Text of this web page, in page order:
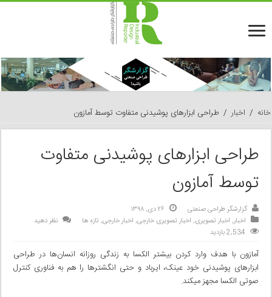
خانه / اخبار / طراحی ابزارهای پوشیدنی متفاوت توسط آمازون
طراحی ابزارهای پوشیدنی متفاوت
توسط آمازون
گزارشگر طراحی صنعتی
۲۶ دی, ۱۳۹۸
اخبار, اخبار تصویری, اخبار تصویری خارجی, اخبار خارجی, تازه ها
نظر دهید
2,534 بازدید
آمازون با هدف وارد کردن بیشتر الکسا به زندگی روزانه انسان‌ها در طراحی
ابزارهای پوشیدنی خود عینک‌، ایرباد و حتی انگشترها را هم به فناوری کنترل
صوتی الکسا مجهز میکند.